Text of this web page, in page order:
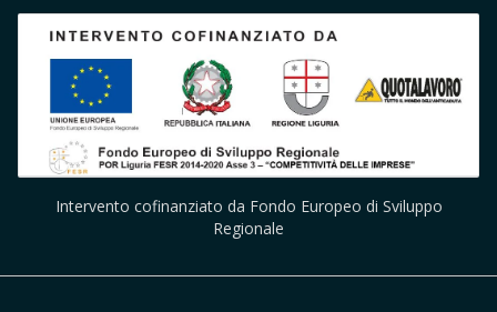
Intervento cofinanziato da Fondo Europeo di Sviluppo
Regionale